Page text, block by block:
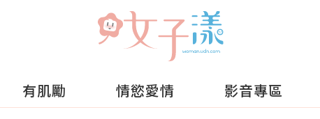
有肌勵 情慾愛情 影音專區